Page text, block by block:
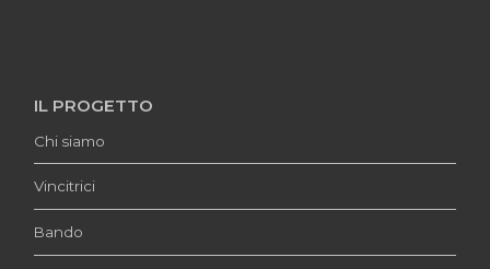
IL PROGETTO
Chi siamo
Vincitrici
Bando